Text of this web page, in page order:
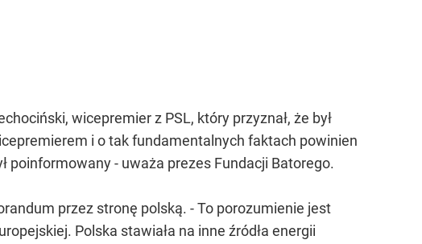
wicepremier z PSL, który przyznał, że był
i o tak fundamentalnych faktach powinien
poinformowany - uważa prezes Fundacji Batorego.
przez stronę polską. - To porozumienie jest
Polska stawiała na inne źródła energii